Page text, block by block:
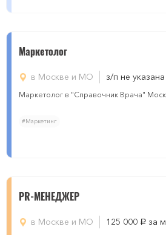
Маркетолог
в Москве и МО з/п не указана
Маркетолог в "Справочник Врача"
#Маркетинг
PR-МЕНЕДЖЕР
в Москве и МО 125 000 руб. за